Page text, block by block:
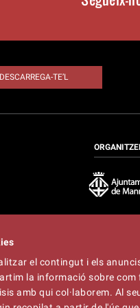
el contingut i els
la informació sobre
amb qui col·laborem. Al
DESCARREGA-TE’L